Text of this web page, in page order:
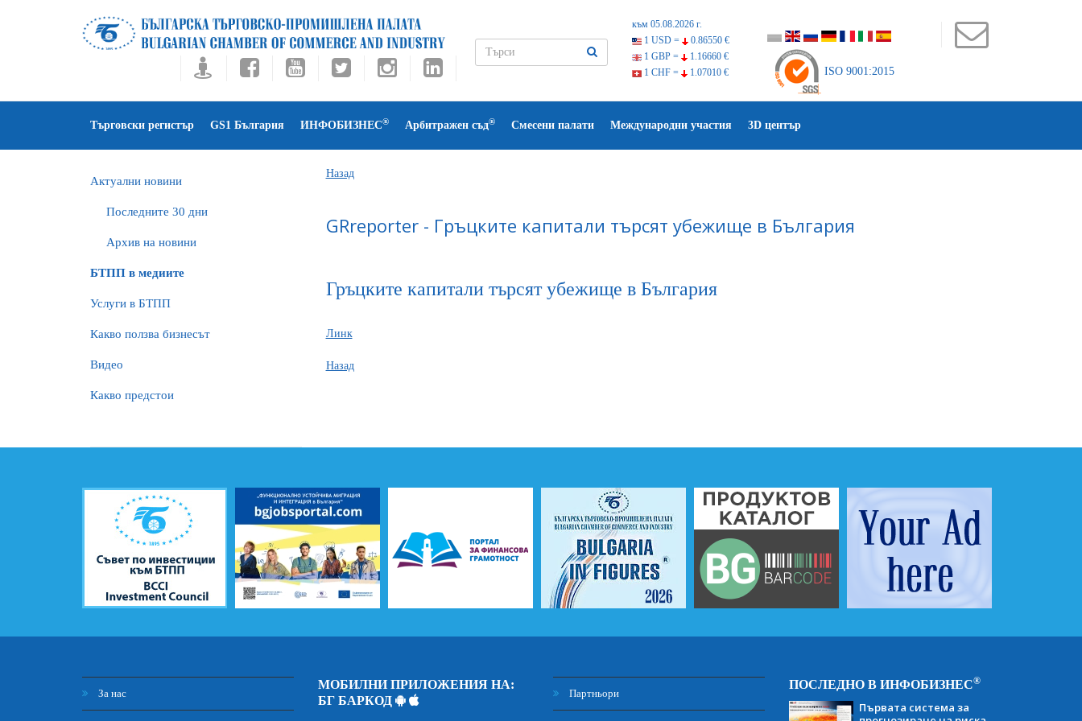
към 05.08.2026 г.
1 USD =
0.86550 €
1 GBP =
1.16660 €
1 CHF =
1.07010 € ISO 9001:2015
Търговски регистър GS1 България ИНФОБИЗНЕС® Арбитражен съд® Смесени палати Международни участия 3D център
Актуални новини
Последните 30 дни
Архив на новини
БTПП в медиите
Услуги в БТПП
Какво ползва бизнесът
Видео
Какво предстои
Назад
GRreporter - Гръцките капитали търсят убежище в България
Гръцките капитали търсят убежище в България
Линк
Назад
За нас
МОБИЛНИ ПРИЛОЖЕНИЯ НА:
БГ БАРКОД
Партньори
ПОСЛЕДНО В ИНФОБИЗНЕС®
Първата система за